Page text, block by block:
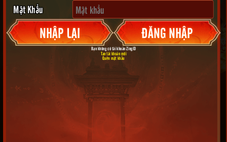
Mật Khẩu
NHẬP LẠI ĐĂNG NHẬP
Bạn không có tài khoản ZingID
Tạo tài khoản mới
Quên mật khẩu